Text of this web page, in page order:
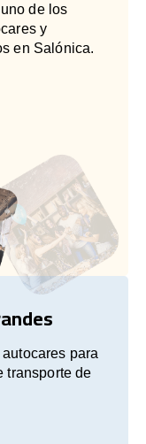
de los
y
en Salónica.
para
transporte de